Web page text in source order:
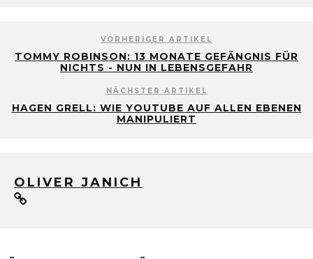
VORHERIGER ARTIKEL
TOMMY ROBINSON: 13 MONATE GEFÄNGNIS FÜR
NICHTS - NUN IN LEBENSGEFAHR
NÄCHSTER ARTIKEL
HAGEN GRELL: WIE YOUTUBE AUF ALLEN EBENEN
MANIPULIERT
OLIVER JANICH